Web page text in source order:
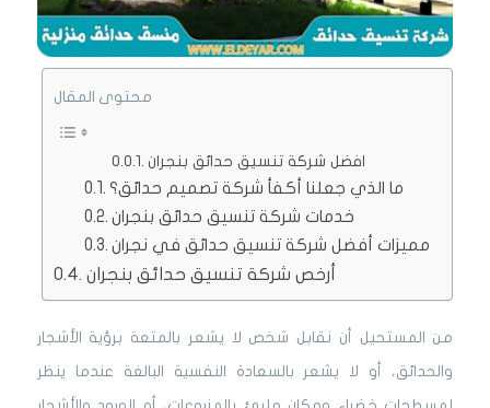
محتوى المقال
افضل شركة تنسيق حدائق بنجران
ما الذي جعلنا أكفأ شركة تصميم حدائق؟
خدمات شركة تنسيق حدائق بنجران
مميزات أفضل شركة تنسيق حدائق في نجران
أرخص شركة تنسيق حدائق بنجران
من المستحيل أن نقابل شخص لا يشعر بالمتعة برؤية الأشجار
والحدائق، أو لا يشعر بالسعادة النفسية البالغة عندما ينظر